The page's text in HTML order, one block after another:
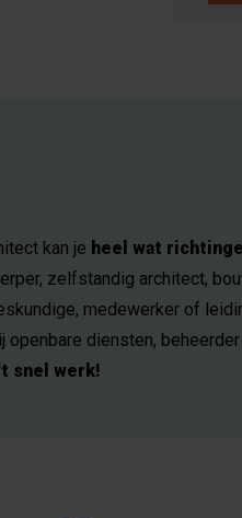
kan je heel wat
zelfstandig architect,
medewerker of
openbare diensten, beheerder
snel werk!